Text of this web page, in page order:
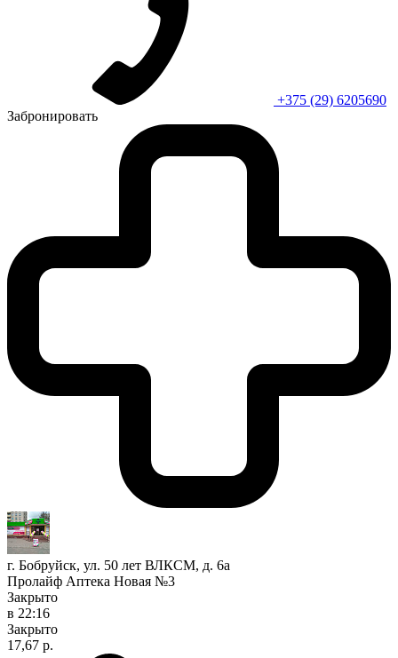
+375 (29) 6205690
Забронировать
г. Бобруйск, ул. 50 лет ВЛКСМ, д. 6а
Пролайф Аптека Новая №3
Закрыто
в 22:16
Закрыто
17,67 р.